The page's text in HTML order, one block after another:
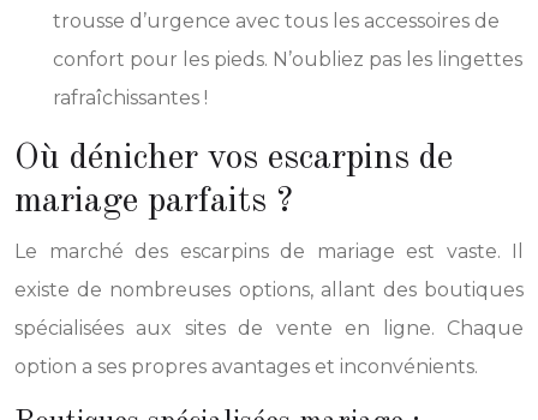
trousse d’urgence avec tous les accessoires de
confort pour les pieds. N’oubliez pas les lingettes
rafraîchissantes !
Où dénicher vos escarpins de
mariage parfaits ?
Le marché des escarpins de mariage est vaste. Il
existe de nombreuses options, allant des boutiques
spécialisées aux sites de vente en ligne. Chaque
option a ses propres avantages et inconvénients.